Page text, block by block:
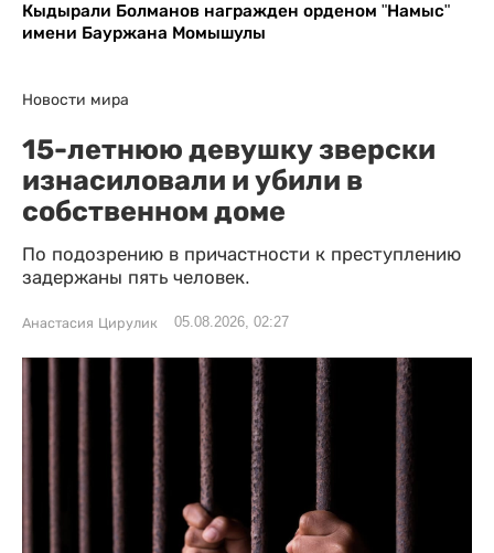
Кыдырали Болманов награжден орденом "Намыс"
имени Бауржана Момышулы
Новости мира
15-летнюю девушку зверски
изнасиловали и убили в
собственном доме
По подозрению в причастности к преступлению
задержаны пять человек.
Анастасия Цирулик 05.08.2026, 02:27